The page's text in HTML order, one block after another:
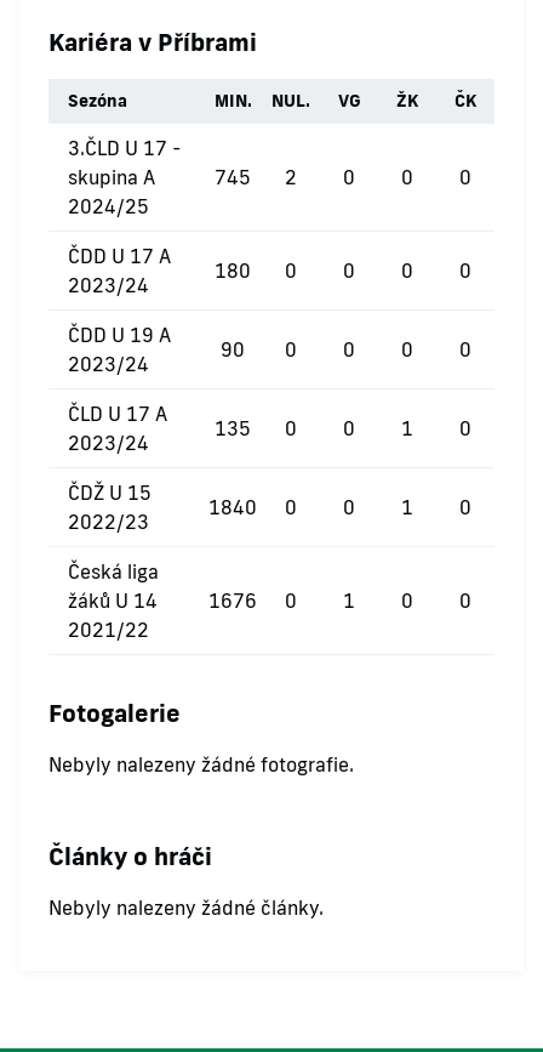
Kariéra v Příbrami
Sezóna MIN. NUL. VG ŽK ČK
3.ČLD U 17 -
skupina A
2024/25
745 2 0 0 0
ČDD U 17 A
2023/24
180 0 0 0 0
ČDD U 19 A
2023/24
90 0 0 0 0
ČLD U 17 A
2023/24
135 0 0 1 0
ČDŽ U 15
2022/23
1840 0 0 1 0
Česká liga
žáků U 14
2021/22
1676 0 1 0 0
Fotogalerie
Nebyly nalezeny žádné fotografie.
Články o hráči
Nebyly nalezeny žádné články.